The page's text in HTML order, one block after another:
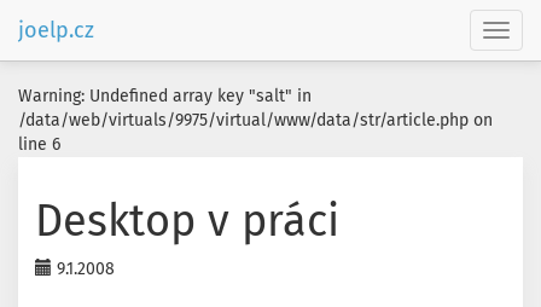
joelp.cz
Warning: Undefined array key "salt" in
/data/web/virtuals/9975/virtual/www/data/str/article.php on
line 6
Desktop v práci
9.1.2008